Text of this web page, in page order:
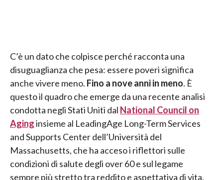
C’è un dato che colpisce perché racconta una
disuguaglianza che pesa: essere poveri significa
anche vivere meno. Fino a nove anni in meno. È
questo il quadro che emerge da una recente analisi
condotta negli Stati Uniti dal National Council on
Aginginsieme al LeadingAge Long-Term Services
and Supports Center dell’Università del
Massachusetts, che ha acceso i riflettori sulle
condizioni di salute degli over 60 e sul legame
sempre più stretto tra reddito e aspettativa di vita.